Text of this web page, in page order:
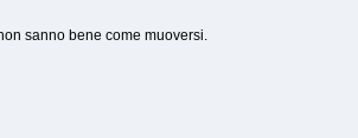
sanno bene come muoversi.